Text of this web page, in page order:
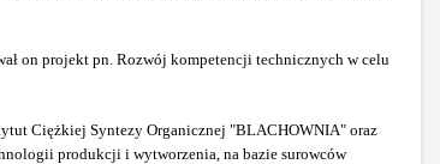
on projekt pn. Rozwój kompetencji technicznych w celu
Ciężkiej Syntezy Organicznej "BLACHOWNIA" oraz
produkcji i wytworzenia, na bazie surowców